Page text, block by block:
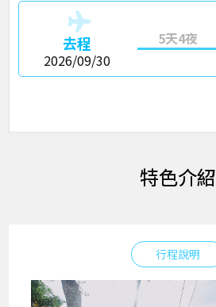
去程
2026/09/30
5天4夜
特色介紹
行程說明